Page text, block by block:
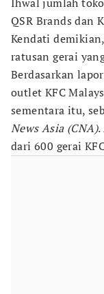
QSR Brands dan
Kendati
ratusan gerai
Berdasarkan
outlet KFC
sementara itu,
News Asia (CNA).
dari 600 gerai